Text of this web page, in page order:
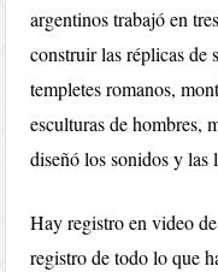
argentinos trabajó en
construir las réplicas de
templetes romanos,
esculturas de hombres,
diseñó los sonidos y las
Hay registro en video
registro de todo lo que